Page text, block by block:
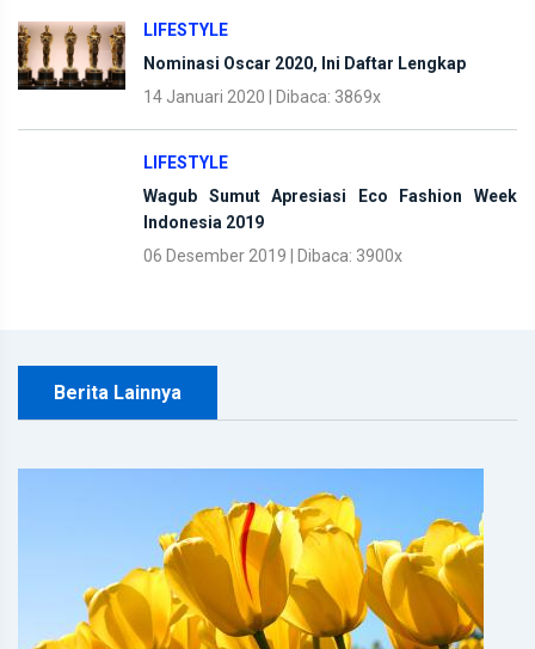
LIFESTYLE
Nominasi Oscar 2020, Ini Daftar Lengkap
14 Januari 2020 | Dibaca: 3869x
LIFESTYLE
Wagub Sumut Apresiasi Eco Fashion Week
Indonesia 2019
06 Desember 2019 | Dibaca: 3900x
Berita Lainnya